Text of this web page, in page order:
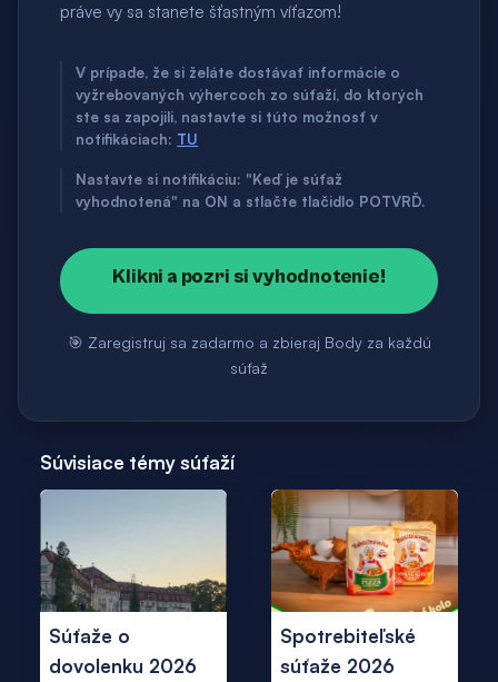
práve vy sa stanete šťastným víťazom!
V prípade, že si želáte dostávať informácie o
vyžrebovaných výhercoch zo súťaží, do ktorých
ste sa zapojili, nastavte si túto možnosť v
notifikáciach: TU
Nastavte si notifikáciu: "Keď je súťaž
vyhodnotená" na ON a stlačte tlačidlo POTVRĎ.
Klikni a pozri si vyhodnotenie!
🎯 Zaregistruj sa zadarmo a zbieraj Body za každú
súťaž
Súvisiace témy súťaží
Súťaže o
dovolenku 2026
Spotrebiteľské
súťaže 2026